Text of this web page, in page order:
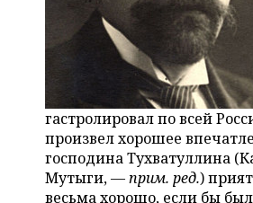
гастролировал по всей
произвел хорошее
господина Тухватуллина
Мутыги, —прим. ред.)
весьма хорошо, если бы